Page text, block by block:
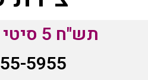
תש"ח 5 סיטי – אשדוד
5955